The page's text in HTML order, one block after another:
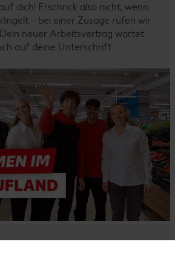
dich! Erschrick also nicht, wenn
– bei einer Zusage rufen wir
neuer Arbeitsvertrag wartet
auf deine Unterschrift.